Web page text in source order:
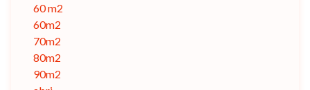
60 m2
60m2
70m2
80m2
90m2